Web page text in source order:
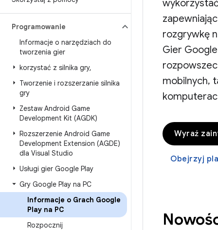
Programowanie
Informacje o narzędziach do
tworzenia gier
korzystać z silnika gry,
Tworzenie i rozszerzanie silnika
gry
Zestaw Android Game
Development Kit (AGDK)
Rozszerzenie Android Game
Development Extension (AGDE)
dla Visual Studio
Usługi gier Google Play
Gry Google Play na PC
Informacje o Grach Google
Play na PC
Rozpocznij
rozgrywkę
Gier
mobilnych,
Wyraź
Obejrzyj